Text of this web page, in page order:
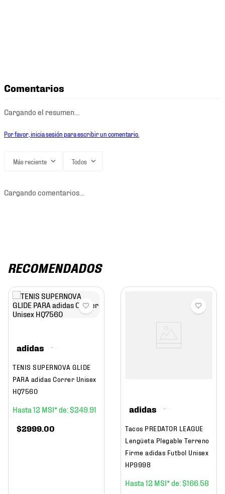
Comentarios
Cargando el resumen…
Por favor, inicia sesión para escribir un comentario.
Más reciente Todos
Cargando comentarios…
RECOMENDADOS
adidas
TENIS SUPERNOVA GLIDE
PARA adidas Correr Unisex
HQ7560
12 $249 91
$2999.00
adidas
Tacos PREDATOR LEAGUE
Lengüeta Plegable Terreno
Firme adidas Futbol Unisex
HP9998
12 $166 58